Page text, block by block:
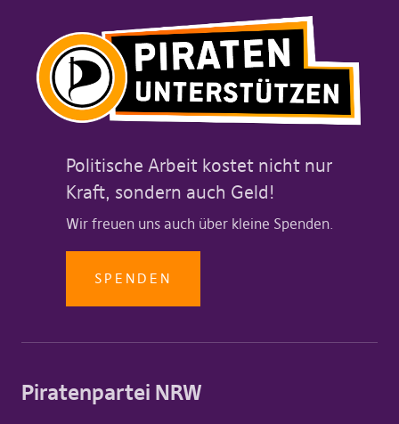
Politische Arbeit kostet nicht nur
Kraft, sondern auch Geld!
Wir freuen uns auch über kleine Spenden.
SPENDEN
Piratenpartei NRW